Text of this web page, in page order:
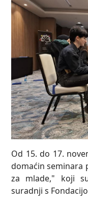
Od 15. do 17.
domaćin seminara
za mlade," koji
suradnji s